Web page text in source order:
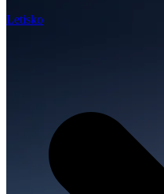
Letisko